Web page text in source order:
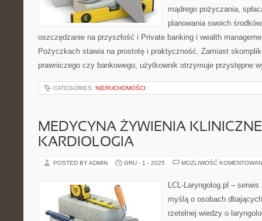
mądrego pożyczania,
planowania swoich
oszczędzanie na przyszłość i Private banking i wealth
Pożyczkach stawia na prostotę i praktyczność. Zamiast
prawniczego czy bankowego, użytkownik otrzymuje przystępne
CATEGORIES: NIERUCHOMOŚCI
MEDYCYNA ŻYWIENIA
KARDIOLOGIA
POSTED BY ADMIN GRU - 1 - 2025 MOŻLIWOŚĆ
LCL-Laryngolog.pl –
myślą o osobach
rzetelnej wiedzy o